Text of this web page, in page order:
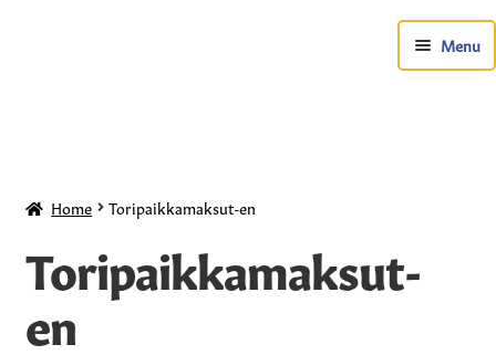
Menu
Kuntosali-en
Kuntosali-en
Home Toripaikkamaksut-en
Toripaikkamaksut-
en